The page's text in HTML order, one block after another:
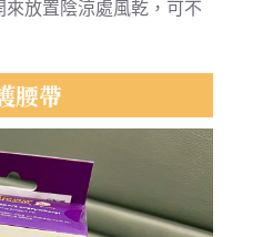
放置陰涼處風乾，可不
腰帶